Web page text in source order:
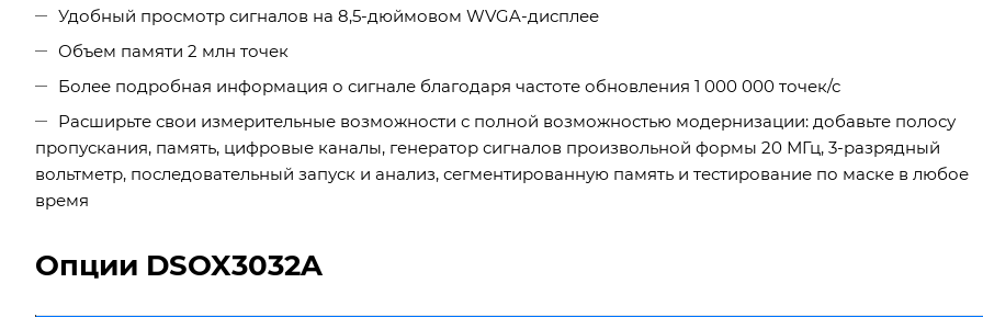
Удобный просмотр сигналов на 8,5-дюймовом WVGA-дисплее
Объем памяти 2 млн точек
Более подробная информация о сигнале благодаря частоте обновления 1 000 000 точек/с
Расширьте свои измерительные возможности с полной возможностью модернизации: добавьте полосу
пропускания, память, цифровые каналы, генератор сигналов произвольной формы 20 МГц, 3-разрядный
вольтметр, последовательный запуск и анализ, сегментированную память и тестирование по маске в любое
время
Опции DSOX3032A